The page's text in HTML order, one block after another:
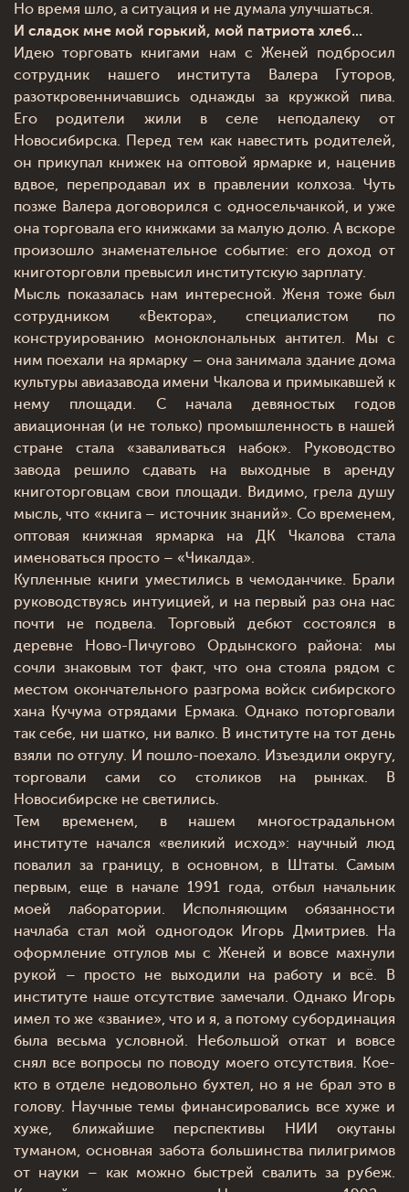
Но время шло, а ситуация и не думала улучшаться.
И сладок мне мой горький, мой патриота хлеб...
Идею торговать книгами нам с Женей подбросил
сотрудник нашего института Валера Гуторов,
разоткровенничавшись однажды за кружкой пива.
Его родители жили в селе неподалеку от
Новосибирска. Перед тем как навестить родителей,
он прикупал книжек на оптовой ярмарке и, наценив
вдвое, перепродавал их в правлении колхоза. Чуть
позже Валера договорился с односельчанкой, и уже
она торговала его книжками за малую долю. А вскоре
произошло знаменательное событие: его доход от
книготорговли превысил институтскую зарплату.
Мысль показалась нам интересной. Женя тоже был
сотрудником «Вектора», специалистом по
конструированию моноклональных антител. Мы с
ним поехали на ярмарку – она занимала здание дома
культуры авиазавода имени Чкалова и примыкавшей к
нему площади. С начала девяностых годов
авиационная (и не только) промышленность в нашей
стране стала «заваливаться набок». Руководство
завода решило сдавать на выходные в аренду
книготорговцам свои площади. Видимо, грела душу
мысль, что «книга – источник знаний». Со временем,
оптовая книжная ярмарка на ДК Чкалова стала
именоваться просто – «Чикалда».
Купленные книги уместились в чемоданчике. Брали
руководствуясь интуицией, и на первый раз она нас
почти не подвела. Торговый дебют состоялся в
деревне Ново-Пичугово Ордынского района: мы
сочли знаковым тот факт, что она стояла рядом с
местом окончательного разгрома войск сибирского
хана Кучума отрядами Ермака. Однако поторговали
так себе, ни шатко, ни валко. В институте на тот день
взяли по отгулу. И пошло-поехало. Изъездили округу,
торговали сами со столиков на рынках. В
Новосибирске не светились.
Тем временем, в нашем многострадальном
институте начался «великий исход»: научный люд
повалил за границу, в основном, в Штаты. Самым
первым, еще в начале 1991 года, отбыл начальник
моей лаборатории. Исполняющим обязанности
начлаба стал мой одногодок Игорь Дмитриев. На
оформление отгулов мы с Женей и вовсе махнули
рукой – просто не выходили на работу и всё. В
институте наше отсутствие замечали. Однако Игорь
имел то же «звание», что и я, а потому субординация
была весьма условной. Небольшой откат и вовсе
снял все вопросы по поводу моего отсутствия. Кое-
кто в отделе недовольно бухтел, но я не брал это в
голову. Научные темы финансировались все хуже и
хуже, ближайшие перспективы НИИ окутаны
туманом, основная забота большинства пилигримов
от науки – как можно быстрей свалить за рубеж.